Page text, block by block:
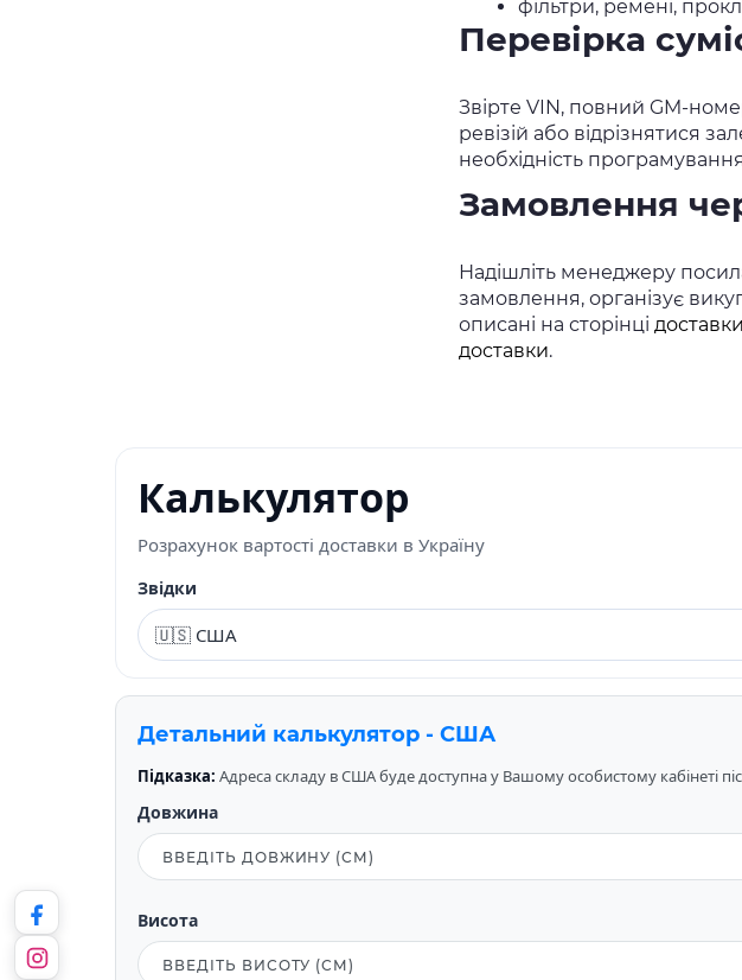
фільтри, ремені,
Перевірка
Звірте VIN, повний GM-
ревізій або відрізнятися
необхідність
Замовлення
Надішліть менеджеру
замовлення, організує
описані на сторінці
доставки.
Калькулятор
Розрахунок вартості доставки в Україну
Звідки
Детальний калькулятор - США
Підказка: Адреса складу в США буде доступна у Вашому особистому кабінеті
Довжина
Висота